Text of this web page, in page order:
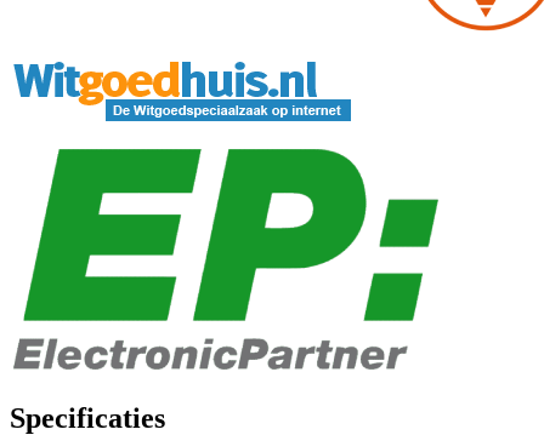
Specificaties